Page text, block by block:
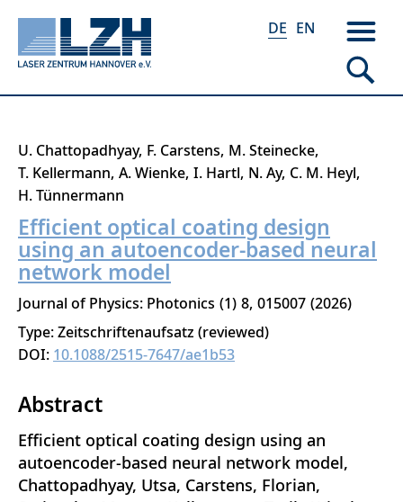
Direkt
zum
Inhalt
DE EN
U. Chattopadhyay F. Carstens M. Steinecke
T. Kellermann A. Wienke I. Hartl N. Ay C. M. Heyl
H. Tünnermann
Efficient optical coating design
using an autoencoder-based neural
network model
Journal of Physics: Photonics 1 8 015007 2026
Type: Zeitschriftenaufsatz (reviewed)
DOI: 10.1088/2515-7647/ae1b53
Abstract
Efficient optical coating design using an
autoencoder-based neural network model,
Chattopadhyay, Utsa, Carstens, Florian,